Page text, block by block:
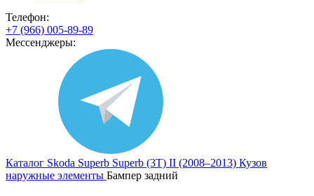
Телефон:
+7 (966) 005-89-89
Мессенджеры:
Каталог Skoda Superb Superb (3T) II (2008–2013) Кузов
наружные элементы Бампер задний